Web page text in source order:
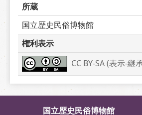
所蔵
国立歴史民俗博物館
権利表示
CC BY-SA (表示-継
国立歴史民俗博物館